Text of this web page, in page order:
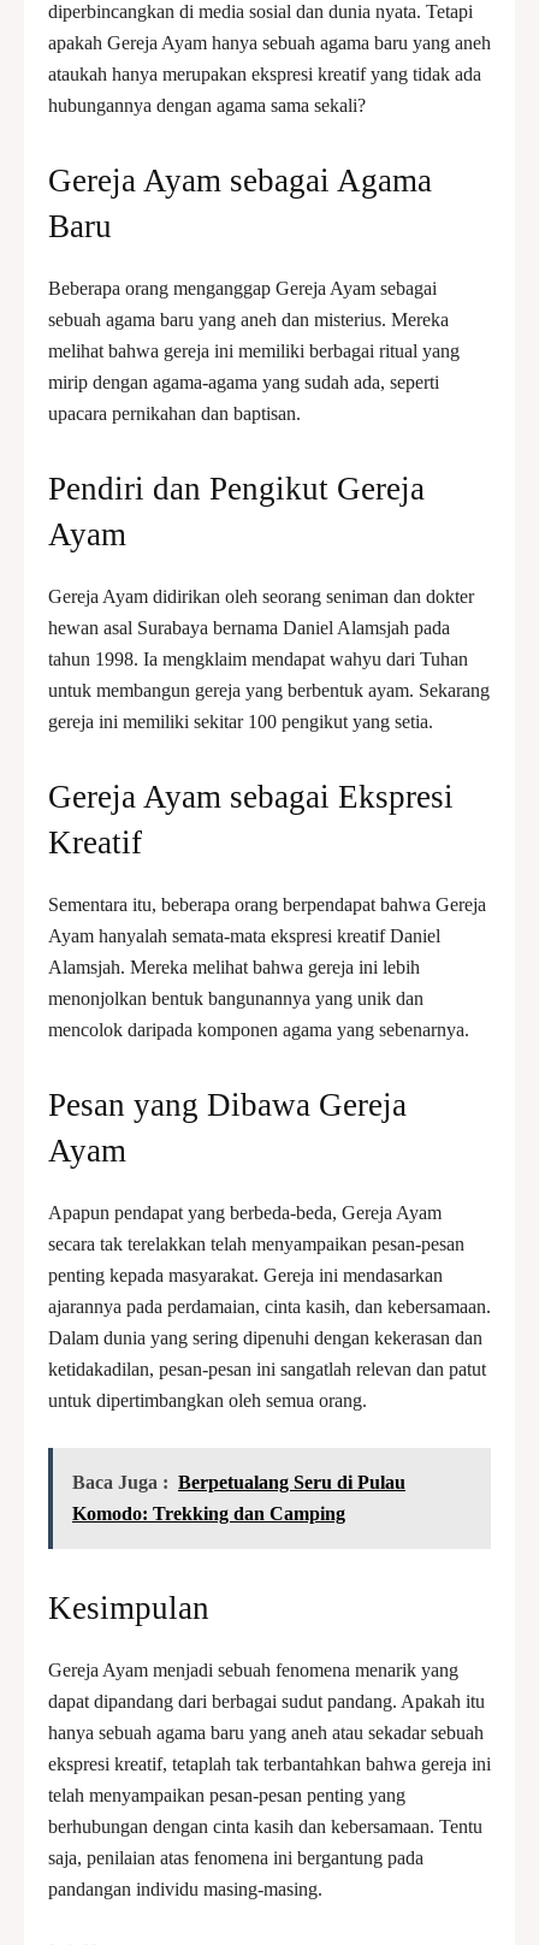
diperbincangkan di media sosial dan dunia nyata. Tetapi
apakah Gereja Ayam hanya sebuah agama baru yang aneh
ataukah hanya merupakan ekspresi kreatif yang tidak ada
hubungannya dengan agama sama sekali?
Gereja Ayam sebagai Agama
Baru
Beberapa orang menganggap Gereja Ayam sebagai
sebuah agama baru yang aneh dan misterius. Mereka
melihat bahwa gereja ini memiliki berbagai ritual yang
mirip dengan agama-agama yang sudah ada, seperti
upacara pernikahan dan baptisan.
Pendiri dan Pengikut Gereja
Ayam
Gereja Ayam didirikan oleh seorang seniman dan dokter
hewan asal Surabaya bernama Daniel Alamsjah pada
tahun 1998. Ia mengklaim mendapat wahyu dari Tuhan
untuk membangun gereja yang berbentuk ayam. Sekarang
gereja ini memiliki sekitar 100 pengikut yang setia.
Gereja Ayam sebagai Ekspresi
Kreatif
Sementara itu, beberapa orang berpendapat bahwa Gereja
Ayam hanyalah semata-mata ekspresi kreatif Daniel
Alamsjah. Mereka melihat bahwa gereja ini lebih
menonjolkan bentuk bangunannya yang unik dan
mencolok daripada komponen agama yang sebenarnya.
Pesan yang Dibawa Gereja
Ayam
Apapun pendapat yang berbeda-beda, Gereja Ayam
secara tak terelakkan telah menyampaikan pesan-pesan
penting kepada masyarakat. Gereja ini mendasarkan
ajarannya pada perdamaian, cinta kasih, dan kebersamaan.
Dalam dunia yang sering dipenuhi dengan kekerasan dan
ketidakadilan, pesan-pesan ini sangatlah relevan dan patut
untuk dipertimbangkan oleh semua orang.
Baca Juga : Berpetualang Seru di Pulau
Komodo: Trekking dan Camping
Kesimpulan
Gereja Ayam menjadi sebuah fenomena menarik yang
dapat dipandang dari berbagai sudut pandang. Apakah itu
hanya sebuah agama baru yang aneh atau sekadar sebuah
ekspresi kreatif, tetaplah tak terbantahkan bahwa gereja ini
telah menyampaikan pesan-pesan penting yang
berhubungan dengan cinta kasih dan kebersamaan. Tentu
saja, penilaian atas fenomena ini bergantung pada
pandangan individu masing-masing.